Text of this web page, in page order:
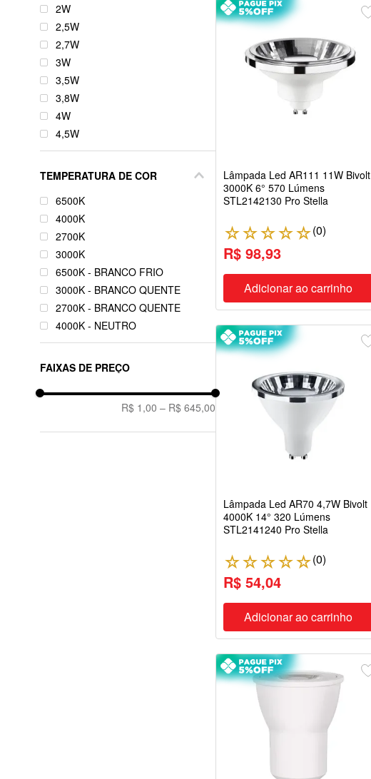
LUMIBRÁS
JNG
ILUMI
GAYA
DNI
2W
2,5W
2,7W
3W
3,5W
3,8W
4W
4,5W
4,7W
4,8W
5W
5,5W
6W
6,5W
7W
8W
8,5W
9W
9,8W
10W
14W
TEMPERATURA DE COR
6500K
4000K
2700K
3000K
6500K - BRANCO FRIO
3000K - BRANCO QUENTE
2700K - BRANCO QUENTE
4000K - NEUTRO
2400K
2200K
27000K
2700K BRANCO QUENTE
3000K BRANCO QUENTE
FAIXAS DE PREÇO
R$ 1,00 – R$ 645,00
Lâmpada Led AR111 11W Bivolt
3000K 6° 570 Lúmens
STL2142130 Pro Stella
☆☆☆☆☆(0)
R$ 98,93
Adicionar ao carrinho
Lâmpada Led AR70 4,7W Bivolt
4000K 14° 320 Lúmens
STL2141240 Pro Stella
☆☆☆☆☆(0)
R$ 54,04
Adicionar ao carrinho